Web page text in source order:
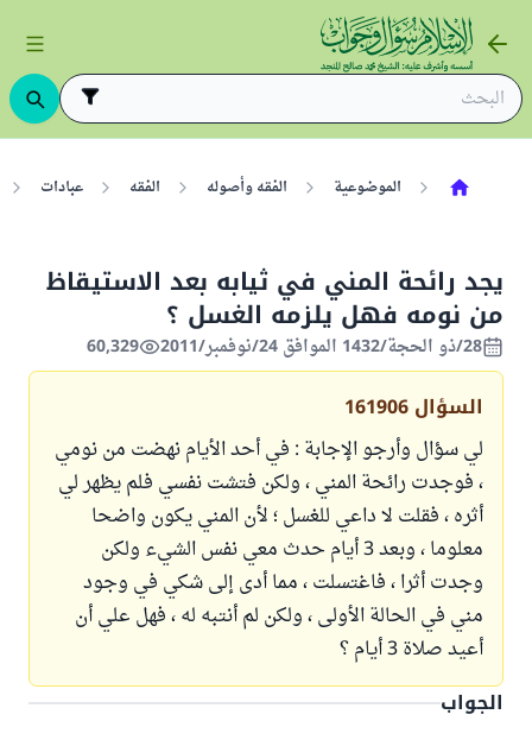
الموضوعية الفقه وأصوله الفقه عبادات
يجد رائحة المني في ثيابه بعد الاستيقاظ
من نومه فهل يلزمه الغسل ؟
28/ذو الحجة/1432 الموافق 24/نوفمبر/2011 60,329
السؤال 161906
لي سؤال وأرجو الإجابة : في أحد الأيام نهضت من نومي
، فوجدت رائحة المني ، ولكن فتشت نفسي فلم يظهر لي
أثره ، فقلت لا داعي للغسل ؛ لأن المني يكون واضحا
معلوما ، وبعد 3 أيام حدث معي نفس الشيء ولكن
وجدت أثرا ، فاغتسلت ، مما أدى إلى شكي في وجود
مني في الحالة الأولى ، ولكن لم أنتبه له ، فهل علي أن
أعيد صلاة 3 أيام ؟
الجواب